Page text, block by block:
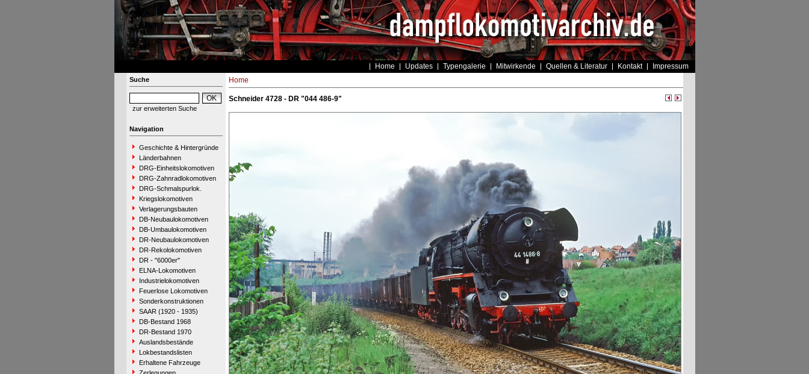
Home Updates Typengalerie Mitwirkende Quellen & Literatur Kontakt Impressum
Suche
zur erweiterten Suche
Navigation
Geschichte & Hintergründe
Länderbahnen
DRG-Einheitslokomotiven
DRG-Zahnradlokomotiven
DRG-Schmalspurlok.
Kriegslokomotiven
Verlagerungsbauten
DB-Neubaulokomotiven
DB-Umbaulokomotiven
DR-Neubaulokomotiven
DR-Rekolokomotiven
DR - "6000er"
ELNA-Lokomotiven
Industrielokomotiven
Feuerlose Lokomotiven
Sonderkonstruktionen
SAAR (1920 - 1935)
DB-Bestand 1968
DR-Bestand 1970
Auslandsbestände
Lokbestandslisten
Erhaltene Fahrzeuge
Home
Schneider 4728 - DR "044 486-9"